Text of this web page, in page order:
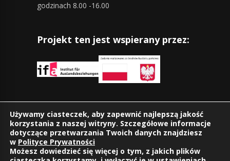
godzinach 8.00 -16.00
Projekt ten jest wspierany przez:
Znajdziesz nas również na:
Używamy ciasteczek, aby zapewnić najlepszą jakość
korzystania z naszej witryny. Szczegółowe informacje
dotyczące przetwarzania Twoich danych znajdziesz
w Polityce Prywatności
Możesz dowiedzieć się więcej o tym, z jakich plików